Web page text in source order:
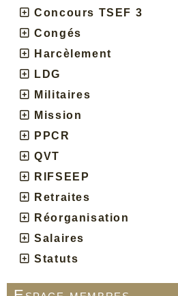
Concours TSEF 3
Congés
Harcèlement
LDG
Militaires
Mission
PPCR
QVT
RIFSEEP
Retraites
Réorganisation
Salaires
Statuts